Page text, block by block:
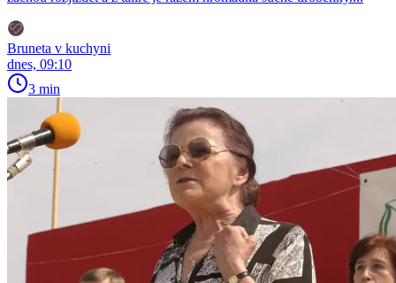
Bruneta v kuchyni
dnes, 09:10
3 min